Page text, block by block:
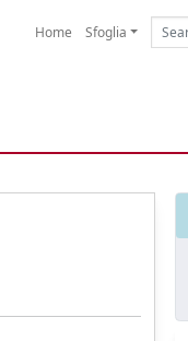
Home Sfoglia